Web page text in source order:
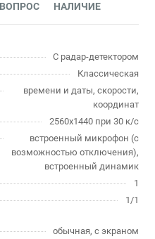
НАЛИЧИЕ
С радар-детектором
Классическая
времени и даты, скорости,
координат
2560x1440 при 30 к/с
встроенный микрофон (с
возможностью отключения),
встроенный динамик
1
1/1
обычная, с экраном